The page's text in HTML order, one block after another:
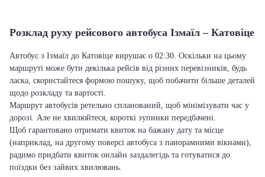
Розклад руху рейсового автобуса Ізмаїл – Катовіце
Автобус з Ізмаїл до Катовіце вирушає о 02:30. Оскільки на цьому
маршруті може бути декілька рейсів від різних перевізників, будь
ласка, скористайтеся формою пошуку, щоб побачити більше деталей
щодо розкладу та вартості.
Маршрут автобусів ретельно спланований, щоб мінімізувати час у
дорозі. Але не хвилюйтеся, короткі зупинки передбачені.
Щоб гарантовано отримати квиток на бажану дату та місце
(наприклад, на другому поверсі автобуса з панорамними вікнами),
радимо придбати квиток онлайн заздалегідь та готуватися до
поїздки без зайвих хвилювань.